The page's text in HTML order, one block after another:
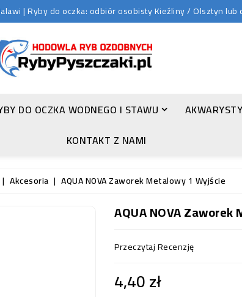
| Ryby do oczka: odbiór osobisty Kieźliny / Olsztyn
DO OCZKA WODNEGO I STAWU
KONTAKT Z NAMI
Akcesoria AQUA NOVA Zaworek Metalowy 1 Wyjście
AQUA NOVA
Przeczytaj Recenzję
4,40 zł